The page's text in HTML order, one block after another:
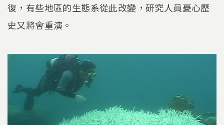
復，有些地區的生態系從此改變，研究人員憂心歷
史又將會重演。